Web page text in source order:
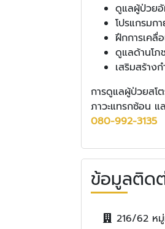
ดูแลผู้ป่วยอั
โปรแกรมก
ฝึกการเคลื่
ดูแลด้านโภ
เสริมสร้าง
การดูแลผู้ป่วยสโ
ภาวะแทรกซ้อน แ
080-992-3135
ข้อมูลติด
216/62 หมู่